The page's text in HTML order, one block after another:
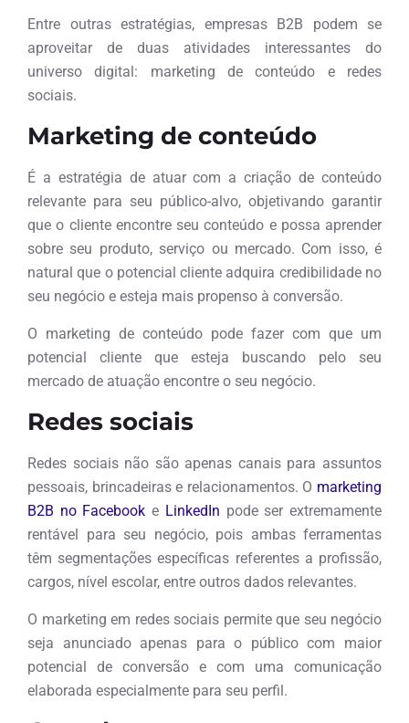
Entre outras estratégias, empresas B2B podem se
aproveitar de duas atividades interessantes do
universo digital: marketing de conteúdo e redes
sociais.
Marketing de conteúdo
É a estratégia de atuar com a criação de conteúdo
relevante para seu público-alvo, objetivando garantir
que o cliente encontre seu conteúdo e possa aprender
sobre seu produto, serviço ou mercado. Com isso, é
natural que o potencial cliente adquira credibilidade no
seu negócio e esteja mais propenso à conversão.
O marketing de conteúdo pode fazer com que um
potencial cliente que esteja buscando pelo seu
mercado de atuação encontre o seu negócio.
Redes sociais
Redes sociais não são apenas canais para assuntos
pessoais, brincadeiras e relacionamentos. O marketing
B2B no Facebook e LinkedIn pode ser extremamente
rentável para seu negócio, pois ambas ferramentas
têm segmentações específicas referentes a profissão,
cargos, nível escolar, entre outros dados relevantes.
O marketing em redes sociais permite que seu negócio
seja anunciado apenas para o público com maior
potencial de conversão e com uma comunicação
elaborada especialmente para seu perfil.